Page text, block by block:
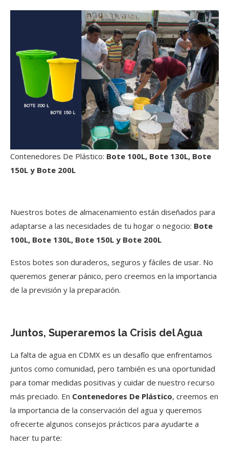
Contenedores De Plástico: Bote 100L, Bote 130L, Bote
150L y Bote 200L
Nuestros botes de almacenamiento están diseñados para
adaptarse a las necesidades de tu hogar o negocio: Bote
100L, Bote 130L, Bote 150L y Bote 200L
Estos botes son duraderos, seguros y fáciles de usar. No
queremos generar pánico, pero creemos en la importancia
de la previsión y la preparación.
Juntos, Superaremos la Crisis del Agua
La falta de agua en CDMX es un desafío que enfrentamos
juntos como comunidad, pero también es una oportunidad
para tomar medidas positivas y cuidar de nuestro recurso
más preciado. En Contenedores De Plástico, creemos en
la importancia de la conservación del agua y queremos
ofrecerte algunos consejos prácticos para ayudarte a
hacer tu parte: